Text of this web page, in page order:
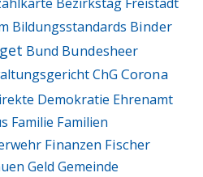
Bildungsstandards Binder
Bund Bundesheer
ChG Corona
Demokratie Ehrenamt
Familie Familien
Finanzen Fischer
Geld Gemeinde